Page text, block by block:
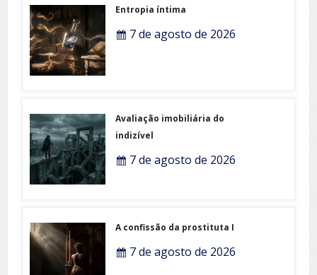
Entropia íntima
7 de agosto de 2026
Avaliação imobiliária do
indizível
7 de agosto de 2026
A confissão da prostituta I
7 de agosto de 2026